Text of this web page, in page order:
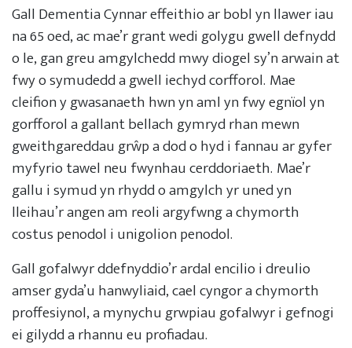
Gall Dementia Cynnar effeithio ar bobl yn llawer iau
na 65 oed, ac mae’r grant wedi golygu gwell defnydd
o le, gan greu amgylchedd mwy diogel sy’n arwain at
fwy o symudedd a gwell iechyd corfforol. Mae
cleifion y gwasanaeth hwn yn aml yn fwy egnïol yn
gorfforol a gallant bellach gymryd rhan mewn
gweithgareddau grŵp a dod o hyd i fannau ar gyfer
myfyrio tawel neu fwynhau cerddoriaeth. Mae’r
gallu i symud yn rhydd o amgylch yr uned yn
lleihau’r angen am reoli argyfwng a chymorth
costus penodol i unigolion penodol.
Gall gofalwyr ddefnyddio’r ardal encilio i dreulio
amser gyda’u hanwyliaid, cael cyngor a chymorth
proffesiynol, a mynychu grwpiau gofalwyr i gefnogi
ei gilydd a rhannu eu profiadau.